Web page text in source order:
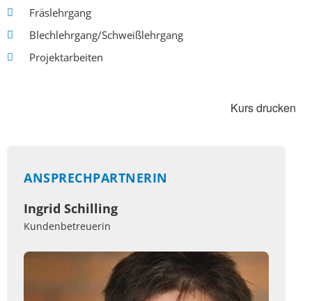
Fräslehrgang
Blechlehrgang/Schweißlehrgang
Projektarbeiten
Kurs drucken
ANSPRECHPARTNERIN
Ingrid Schilling
Kundenbetreuerin